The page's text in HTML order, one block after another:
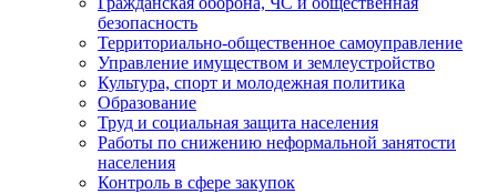
безопасность
Территориально-общественное самоуправление
Управление имуществом и землеустройство
Культура, спорт и молодежная политика
Образование
Труд и социальная защита населения
Работы по снижению неформальной занятости
населения
Контроль в сфере закупок